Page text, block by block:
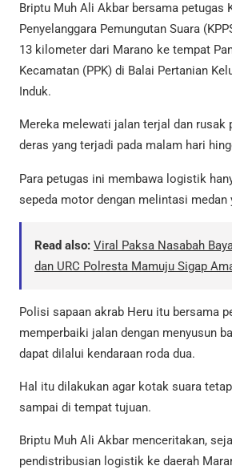
Briptu Muh Ali Akbar bersama petugas
Penyelanggara Pemungutan Suara
13 kilometer dari Marano ke tempat
Kecamatan (PPK) di Balai Pertanian
Induk.
Mereka melewati jalan terjal dan rusak
deras yang terjadi pada malam hari
Para petugas ini membawa logistik
sepeda motor dengan melintasi medan
Read also: Viral Paksa Nasabah
dan URC Polresta Mamuju Sigap
Polisi sapaan akrab Heru itu bersama
memperbaiki jalan dengan menyusun
dapat dilalui kendaraan roda dua.
Hal itu dilakukan agar kotak suara
sampai di tempat tujuan.
Briptu Muh Ali Akbar menceritakan,
pendistribusian logistik ke daerah